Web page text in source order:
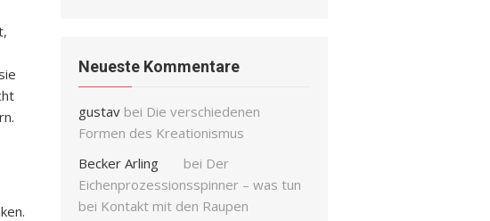
Neueste Kommentare
gustav bei Die verschiedenen
Formen des Kreationismus
Becker Arling
bei Der
Eichenprozessionsspinner – was tun
bei Kontakt mit den Raupen